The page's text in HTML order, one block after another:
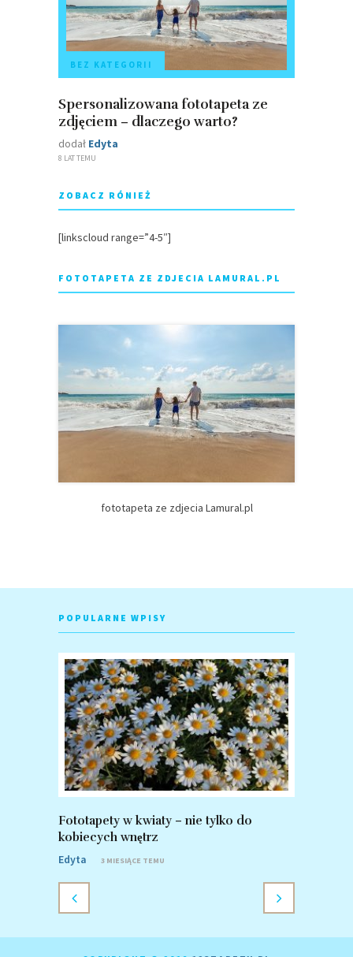
BEZ KATEGORII
Spersonalizowana fototapeta ze
zdjęciem – dlaczego warto?
dodał Edyta
8 LAT TEMU
ZOBACZ RÓNIEŻ
[linkscloud range=”4-5″]
FOTOTAPETA ZE ZDJECIA LAMURAL.PL
fototapeta ze zdjecia Lamural.pl
POPULARNE WPISY
Fototapety w kwiaty – nie tylko do
kobiecych wnętrz
Edyta
3 MIESIĄCE TEMU